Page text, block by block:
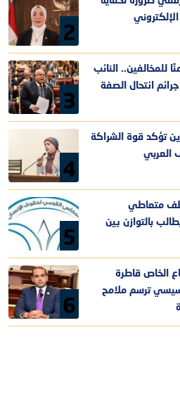
2
3
للمخالفين.. النائب
انتحال الصفة
4
تؤكد قوة الشراكة
العربي
5
متعاطي
بالتوازن بين
6
الخاص قاطرة
ترسم ملامح